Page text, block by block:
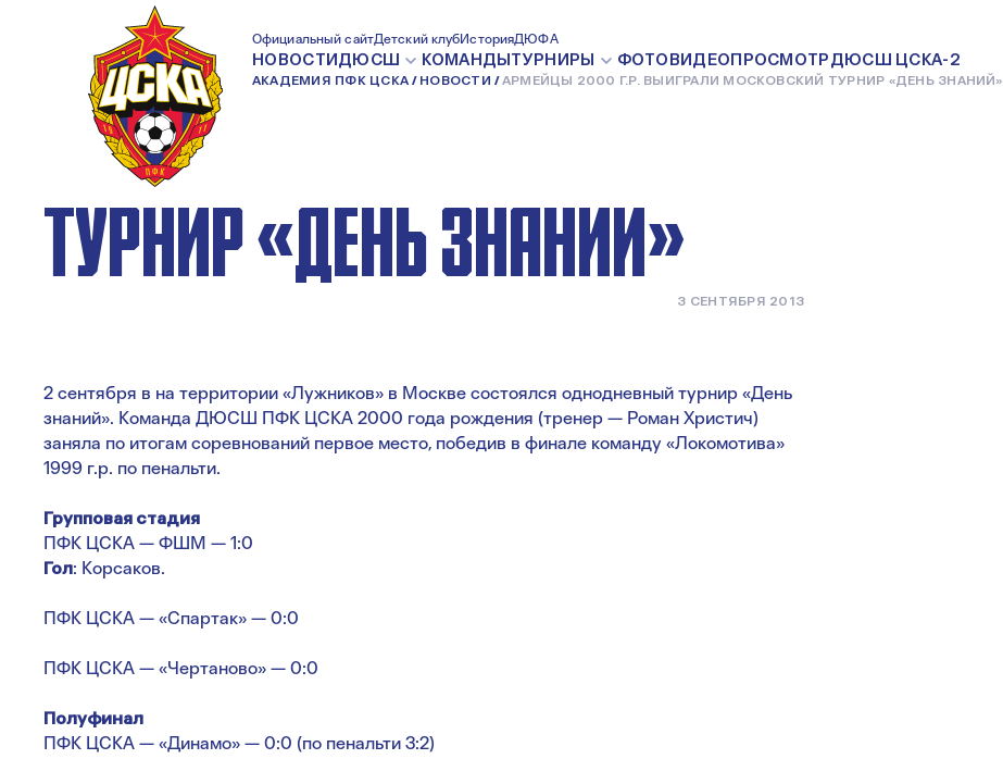
Официальный сайтДетский клубИсторияДЮФА
НОВОСТИДЮСШ КОМАНДЫТУРНИРЫ ФОТОВИДЕОПРОСМОТРДЮСШ ЦСКА-2
АКАДЕМИЯ ПФК ЦСКА НОВОСТИ АРМЕЙЦЫ 2000 Г.Р. ВЫИГРАЛИ МОСКОВСКИЙ ТУРНИР «ДЕНЬ ЗНАНИЙ»
АРМЕЙЦЫ 2000 Г.Р.
ВЫИГРАЛИ МОСКОВСКИЙ
ТУРНИР «ДЕНЬ ЗНАНИЙ»
3 СЕНТЯБРЯ 2013
2 сентября в на территории «Лужников» в Москве состоялся однодневный турнир «День
знаний». Команда ДЮСШ ПФК ЦСКА 2000 года рождения (тренер — Роман Христич)
заняла по итогам соревнований первое место, победив в финале команду «Локомотива»
1999 г.р. по пенальти.
Групповая стадия
ПФК ЦСКА — ФШМ — 1:0
Гол: Корсаков.
ПФК ЦСКА — «Спартак» — 0:0
ПФК ЦСКА — «Чертаново» — 0:0
Полуфинал
ПФК ЦСКА — «Динамо» — 0:0 (по пенальти 3:2)